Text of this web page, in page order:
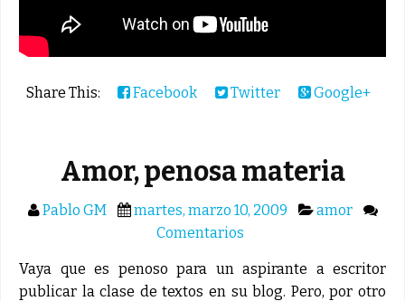
Share This: Facebook Twitter Google+
Amor, penosa materia
Pablo GM martes, marzo 10, 2009
amor
Comentarios
Vaya que es penoso para un aspirante a escritor
publicar la clase de textos en su blog. Pero, por otro